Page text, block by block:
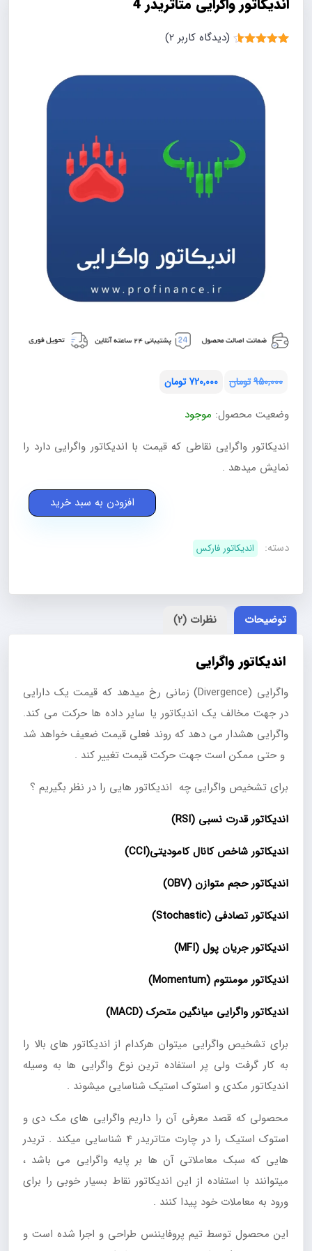
(دیدگاه کاربر 2
)
تومان950,000
اصلی:
تومان950,000
بود.
تومان 720,000
فعلی:
تومان720,000.
وضعیت محصول: موجود
اندیکاتور واگرایی نقاطی که قیمت با اندیکاتور واگرایی دارد را
نمایش میدهد .
متاتریدر
افزودن به سبد خرید
دسته: اندیکاتور فارکس
توضیحات نظرات (2)
اندیکاتور واگرایی
واگرایی (Divergence) زمانی رخ میدهد که قیمت یک دارایی
در جهت مخالف یک اندیکاتور یا سایر داده ها حرکت می کند.
واگرایی هشدار می دهد که روند فعلی قیمت ضعیف خواهد شد
و حتی ممکن است جهت حرکت قیمت تغییر کند .
برای تشخیص واگرایی چه اندیکاتور هایی را در نظر بگیریم ؟
اندیکاتور قدرت نسبی (RSI)
اندیکاتور شاخص کانال کامودیتی(CCI)
اندیکاتور حجم متوازن (OBV)
اندیکاتور تصادفی (Stochastic)
اندیکاتور جریان پول (MFI)
اندیکاتور مومنتوم (Momentum)
اندیکاتور واگرایی میانگین متحرک (MACD)
برای تشخیص واگرایی میتوان هرکدام از اندیکاتور های بالا را
به کار گرفت ولی پر استفاده ترین نوع واگرایی ها به وسیله
اندیکاتور مکدی و استوک استیک شناسایی میشوند .
محصولی که قصد معرفی آن را داریم واگرایی های مک دی و
استوک استیک را در چارت متاتریدر 4 شناسایی میکند . تریدر
هایی که سبک معاملاتی آن ها بر پایه واگرایی می باشد ،
میتوانند با استفاده از این اندیکاتور نقاط بسیار خوبی را برای
ورود به معاملات خود پیدا کنند .
این محصول توسط تیم پروفایننس طراحی و اجرا شده است و